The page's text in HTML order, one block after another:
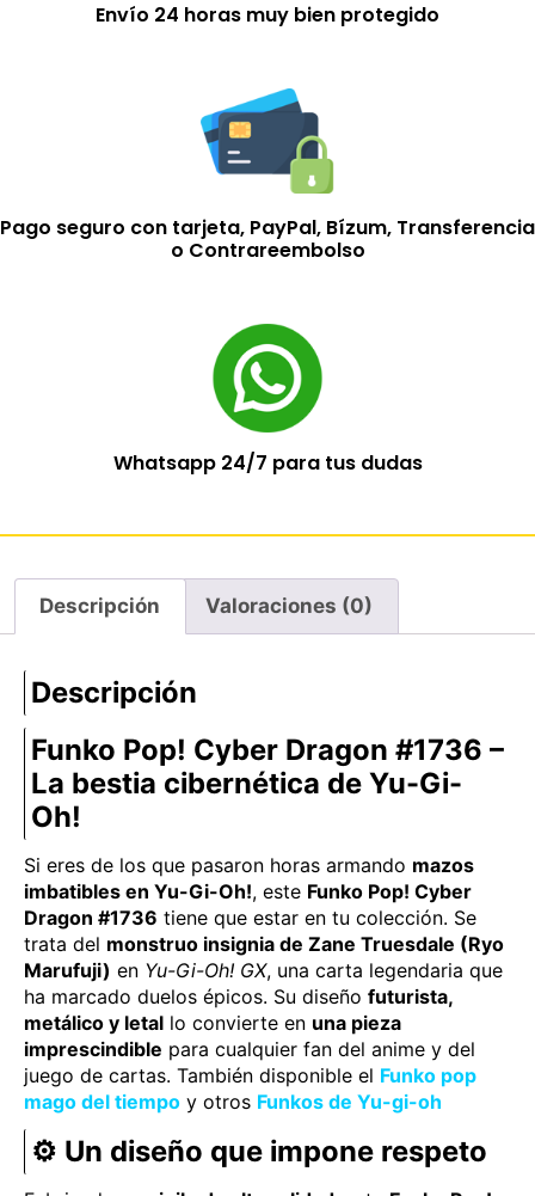
Envío 24 horas muy bien protegido
Pago seguro con tarjeta, PayPal, Bízum, Transferencia
o Contrareembolso
Whatsapp 24/7 para tus dudas
Descripción Valoraciones (0)
Descripción
Funko Pop! Cyber Dragon #1736 –
La bestia cibernética de Yu-Gi-
Oh!
Si eres de los que pasaron horas armando mazos
imbatibles en Yu-Gi-Oh!, este Funko Pop! Cyber
Dragon #1736 tiene que estar en tu colección. Se
trata del monstruo insignia de Zane Truesdale (Ryo
Marufuji) en Yu-Gi-Oh! GX, una carta legendaria que
ha marcado duelos épicos. Su diseño futurista,
metálico y letal lo convierte en una pieza
imprescindible para cualquier fan del anime y del
juego de cartas. También disponible el Funko pop
mago del tiempo y otros Funkos de Yu-gi-oh
⚙️ Un diseño que impone respeto